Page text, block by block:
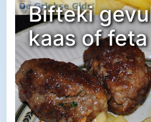
Bifteki
kaas of feta